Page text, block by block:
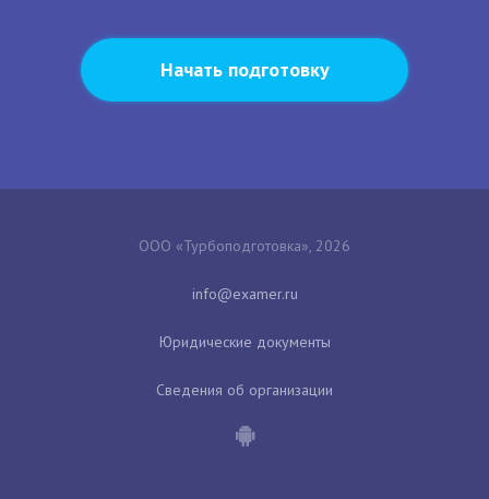
Начать подготовку
ООО «Турбоподготовка», 2026
Юридические документы
Сведения об организации